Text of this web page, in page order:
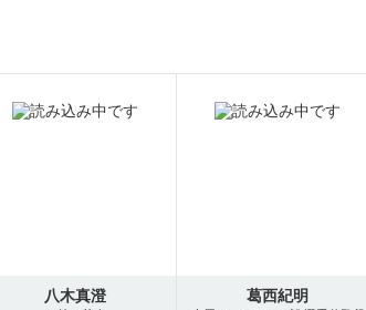
八木真澄 葛西紀明